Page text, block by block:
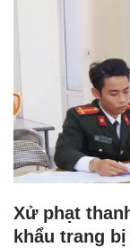
Xử phạt
khẩu trang